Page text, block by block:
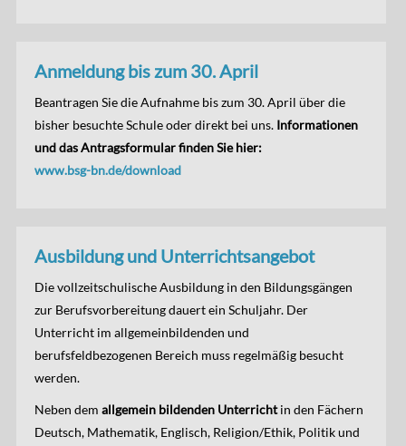
Anmeldung bis zum 30. April
Beantragen Sie die Aufnahme bis zum 30. April über die
bisher besuchte Schule oder direkt bei uns. Informationen
und das Antragsformular finden Sie hier:
www.bsg-bn.de/download
Ausbildung und Unterrichtsangebot
Die vollzeitschulische Ausbildung in den Bildungsgängen
zur Berufsvorbereitung dauert ein Schuljahr. Der
Unterricht im allgemeinbildenden und
berufsfeldbezogenen Bereich muss regelmäßig besucht
werden.
Neben dem allgemein bildenden Unterrichtin den Fächern
Deutsch, Mathematik, Englisch, Religion/Ethik, Politik und